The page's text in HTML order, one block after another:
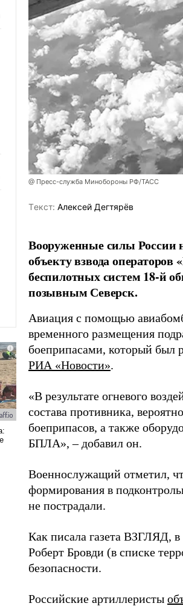
@ Пресс-служба Минобороны РФ/ТАСС
Tекст: Алексей Дегтярёв
Вооруженные силы России
объекту взвода
беспилотных систем 18-й
позывным Северск.
Авиация с помощью
временного размещения
боеприпасами, который был
РИА «Новости».
«В результате огневого
состава противника,
боеприпасов, а также
БПЛА», – добавил он.
Военнослужащий отметил,
формирования в
не пострадали.
Как писала газета ВЗГЛЯД,
Роберт Бровди (в списке
безопасности.
Российские артиллеристы